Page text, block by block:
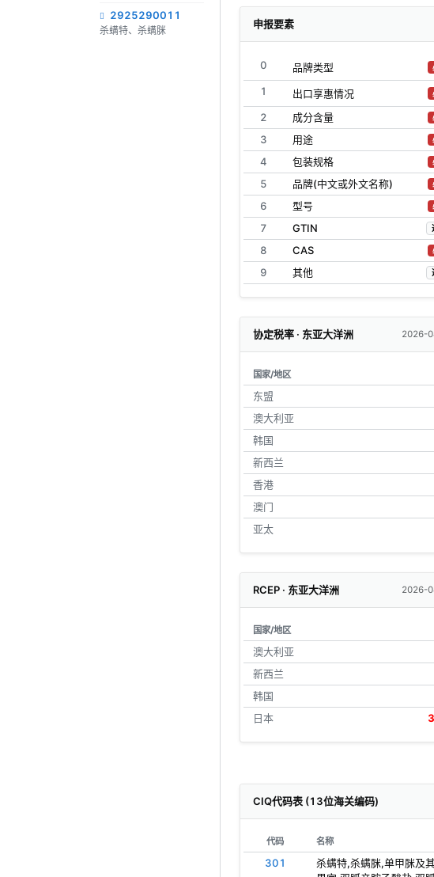
2925290011
杀螨特、杀螨脒
申报要素
0 品牌类型
1 出口享惠情况
2 成分含量
3 用途
4 包装规格
5 品牌(中文或外文名称)
6 型号
7 GTIN
8 CAS
9 其他
协定税率 · 东亚大洋洲 2026-
国家/地区
东盟
澳大利亚
韩国
新西兰
香港
澳门
亚太
RCEP · 东亚大洋洲 2026-
国家/地区
澳大利亚
新西兰
韩国
日本
CIQ代码表 (13位海关编码)
代码 名称
301
杀螨特,杀螨脒,单甲脒及